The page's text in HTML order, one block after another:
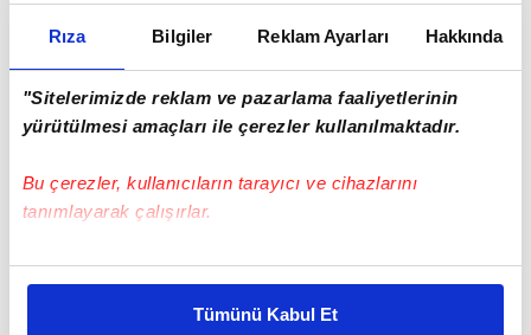
Rıza Bilgiler Reklam Ayarları Hakkında
"Sitelerimizde reklam ve pazarlama faaliyetlerinin
yürütülmesi amaçları ile çerezler kullanılmaktadır.
Bu çerezler, kullanıcıların tarayıcı ve cihazlarını
tanımlayarak çalışırlar.
Bu çerezlere izin vermeniz halinde sizlere özel
daha iyi reklam deneyimi yaşatabiliriz. Bunu yaparken
Tümünü Kabul Et